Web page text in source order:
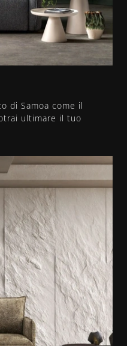
di Samoa come il
ultimare il tuo